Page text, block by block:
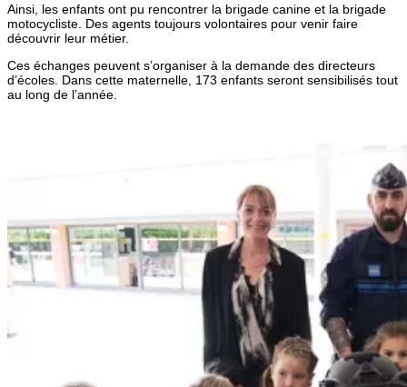
Ainsi, les enfants ont pu rencontrer la brigade canine et la brigade
motocycliste. Des agents toujours volontaires pour venir faire
découvrir leur métier.
Ces échanges peuvent s’organiser à la demande des directeurs
d’écoles. Dans cette maternelle, 173 enfants seront sensibilisés tout
au long de l’année.